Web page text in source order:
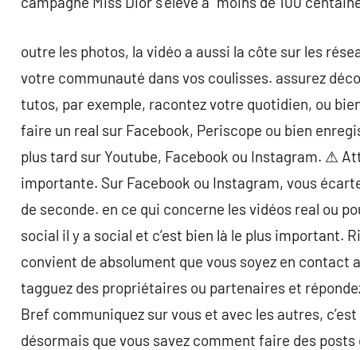
outre les photos, la vidéo a aussi la côte sur les
votre communauté dans vos coulisses. assurez
tutos, par exemple, racontez votre quotidien, ou
faire un real sur Facebook, Periscope ou bien
plus tard sur Youtube, Facebook ou Instagram. ⚠
importante. Sur Facebook ou Instagram, vous
de seconde. en ce qui concerne les vidéos real ou
social il y a social et c’est bien là le plus important.
convient de absolument que vous soyez en
tagguez des propriétaires ou partenaires et
Bref communiquez sur vous et avec les autres,
désormais que vous savez comment faire des